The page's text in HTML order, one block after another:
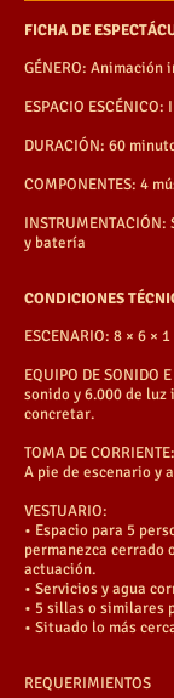
FICHA DE
GÉNERO: Animación
ESPACIO
DURACIÓN: 60
COMPONENTES: 4
y batería
CONDICIONES
ESCENARIO: 8 × 6 ×
EQUIPO DE SONIDO
sonido y 6.000 de luz
concretar.
TOMA DE CORRIENTE:
A pie de escenario y
VESTUARIO:
• Espacio para 5
permanezca cerrado
actuación.
• Servicios y agua
• 5 sillas o similares
• Situado lo más
REQUERIMIENTOS